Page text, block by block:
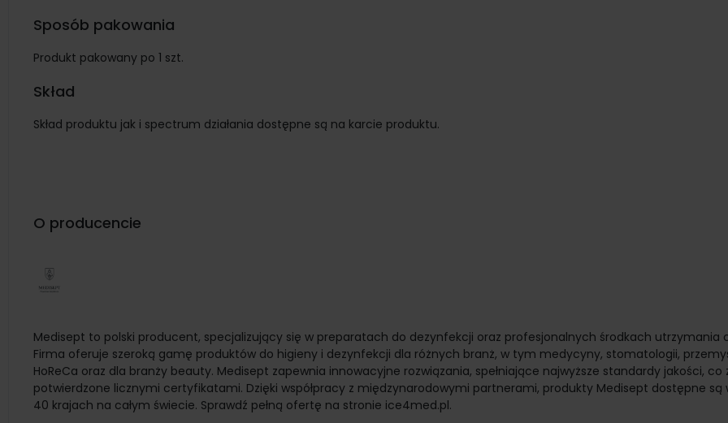
Sposób pakowania
Produkt pakowany po 1 szt.
Skład
Skład produktu jak i spectrum działania dostępne są na karcie produktu.
O producencie
Medisept to polski producent, specjalizujący się w preparatach do dezynfekcji oraz profesjonalnych środkach utrzymania
Firma oferuje szeroką gamę produktów do higieny i dezynfekcji dla różnych branż, w tym medycyny, stomatologii,
HoReCa oraz dla branży beauty. Medisept zapewnia innowacyjne rozwiązania, spełniające najwyższe standardy jakości, co
potwierdzone licznymi certyfikatami. Dzięki współpracy z międzynarodowymi partnerami, produkty Medisept dostępne są
40 krajach na całym świecie. Sprawdź pełną ofertę na stronie ice4med.pl.